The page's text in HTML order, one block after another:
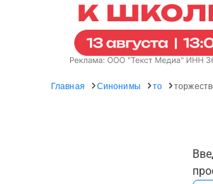
Главная Синонимы то